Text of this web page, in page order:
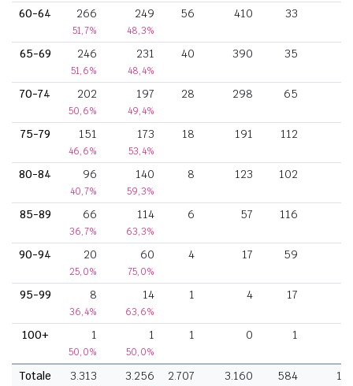
60-64 266
51,7%
249
48,3%
56 410 33
65-69 246
51,6%
231
48,4%
40 390 35
70-74 202
50,6%
197
49,4%
28 298 65
75-79 151
46,6%
173
53,4%
18 191 112
80-84 96
40,7%
140
59,3%
8 123 102
85-89 66
36,7%
114
63,3%
6 57 116
90-94 20
25,0%
60
75,0%
4 17 59
95-99 8
36,4%
14
63,6%
1 4 17
100+ 1
50,0%
1
50,0%
1 0 1
Totale 3.313 3.256 2.707 3.160 584